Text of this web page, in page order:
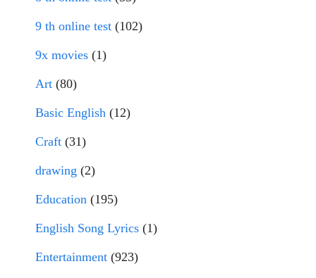
9 th online test (102)
9x movies (1)
Art (80)
Basic English (12)
Craft (31)
drawing (2)
Education (195)
English Song Lyrics (1)
Entertainment (923)